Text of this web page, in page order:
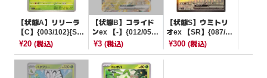
【状態A】リリーラ
【C】{003/102}[SV
7]
¥20 (税込)
【状態B】コライド
ンex 【-】{012/053}
[SVHK]
¥3(税込)
【状態S】ウミトリ
オex 【SR】{087/07
1}[SV5K]
¥300 (税込)